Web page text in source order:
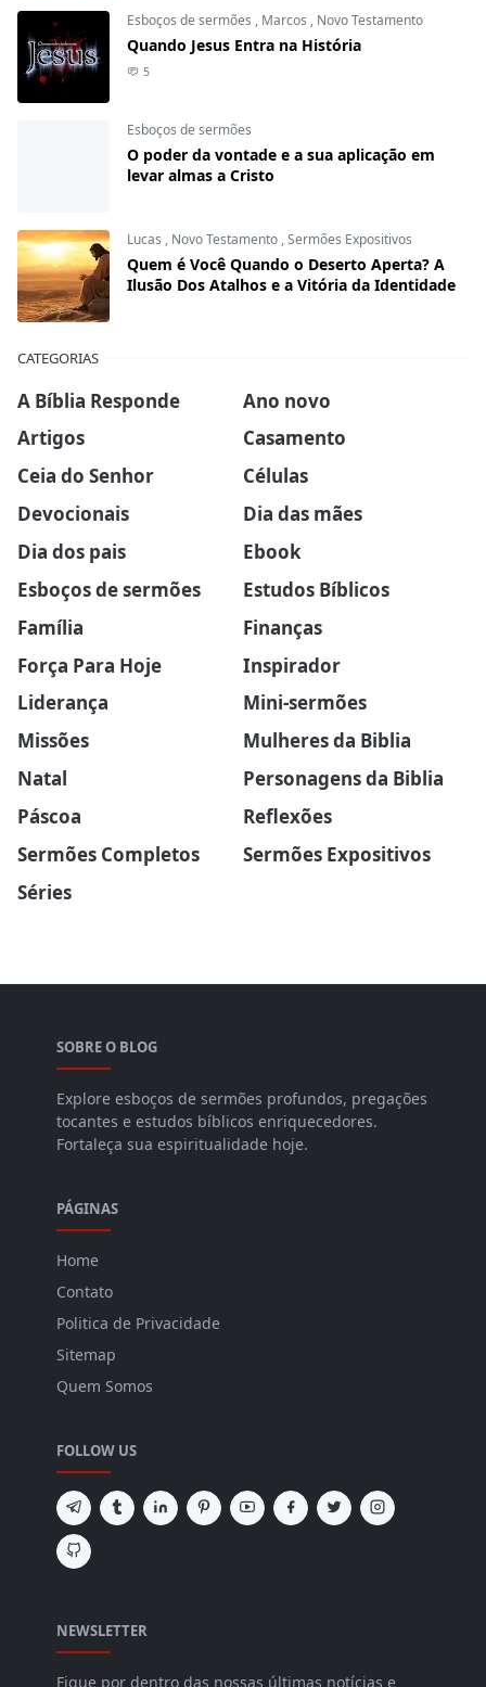
Esboços de sermões , Marcos , Novo Testamento
Quando Jesus Entra na História
5
Esboços de sermões
O poder da vontade e a sua aplicação em
levar almas a Cristo
Lucas , Novo Testamento ,Sermões Expositivos
Quem é Você Quando o Deserto Aperta? A
Ilusão Dos Atalhos e a Vitória da Identidade
CATEGORIAS
A Bíblia Responde
Ano novo
Artigos
Casamento
Ceia do Senhor
Células
Devocionais
Dia das mães
Dia dos pais
Ebook
Esboços de sermões
Estudos Bíblicos
Família
Finanças
Força Para Hoje
Inspirador
Liderança
Mini-sermões
Missões
Mulheres da Biblia
Natal
Personagens da Biblia
Páscoa
Reflexões
Sermões Completos
Sermões Expositivos
Séries
SOBRE O BLOG
Explore esboços de sermões profundos, pregações
tocantes e estudos bíblicos enriquecedores.
Fortaleça sua espiritualidade hoje.
PÁGINAS
Home
Contato
Politica de Privacidade
Sitemap
Quem Somos
FOLLOW US
NEWSLETTER
Fique por dentro das nossas últimas notícias e